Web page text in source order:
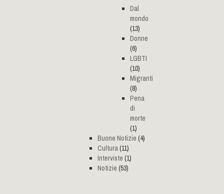
Dal
mondo
(13)
Donne
(6)
LGBTI
(10)
Migranti
(8)
Pena
di
morte
(1)
Buone Notizie (4)
Cultura(11)
Interviste (1)
Notizie (53)